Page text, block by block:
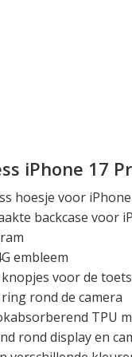
iPhone 17
hoesje voor
backcase voor
embleem
voor de
rond de camera
TPU
rond display en